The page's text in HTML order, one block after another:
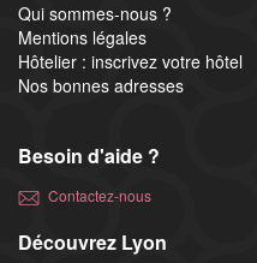
Qui sommes-nous ?
Mentions légales
Hôtelier : inscrivez votre hôtel
Nos bonnes adresses
Besoin d'aide ?
Contactez-nous
Découvrez Lyon